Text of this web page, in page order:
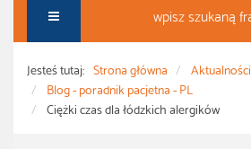
Jesteś tutaj: Strona główna
Aktualności
Blog - poradnik pacjetna - PL
Ciężki czas dla łódzkich alergików